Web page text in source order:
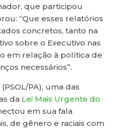
que participou
“Que esses relatórios
concretos, tanto na
sobre o Executivo nas
em relação à política de
necessários”.
PA), uma das
da Lei Mais Urgente do
em sua fala
de gênero e raciais com